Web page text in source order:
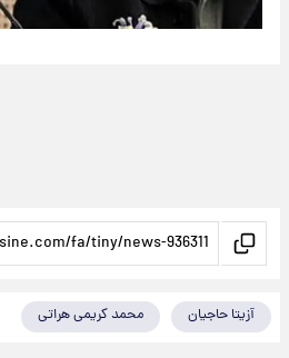
آزیتا حاجیان محمد کریمی هراتی